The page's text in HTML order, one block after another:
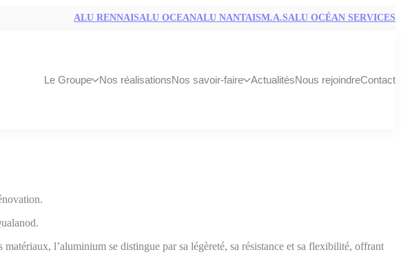
ALU RENNAISALU OCEANALU NANTAISM.A.SALU OCÉAN SERVICES
Le Groupe Nos réalisationsNos savoir-faire ActualitésNous rejoindreContact
l’aluminium se distingue par sa légèreté, sa résistance et sa flexibilité, offrant